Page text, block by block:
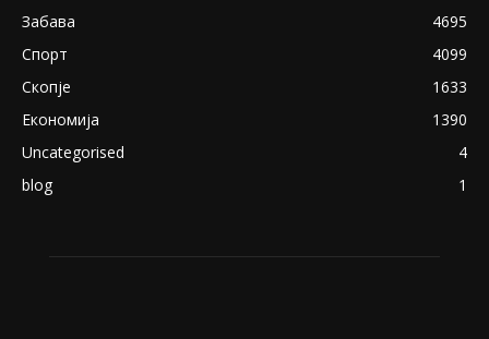
Забава
4695
Спорт
4099
Скопје
1633
Економија
1390
Uncategorised
4
blog
1